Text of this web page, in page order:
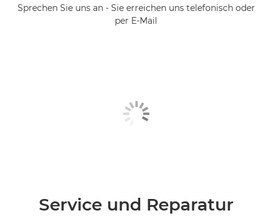
Sprechen Sie uns an - Sie erreichen uns telefonisch oder
per E-Mail
Service und Reparatur